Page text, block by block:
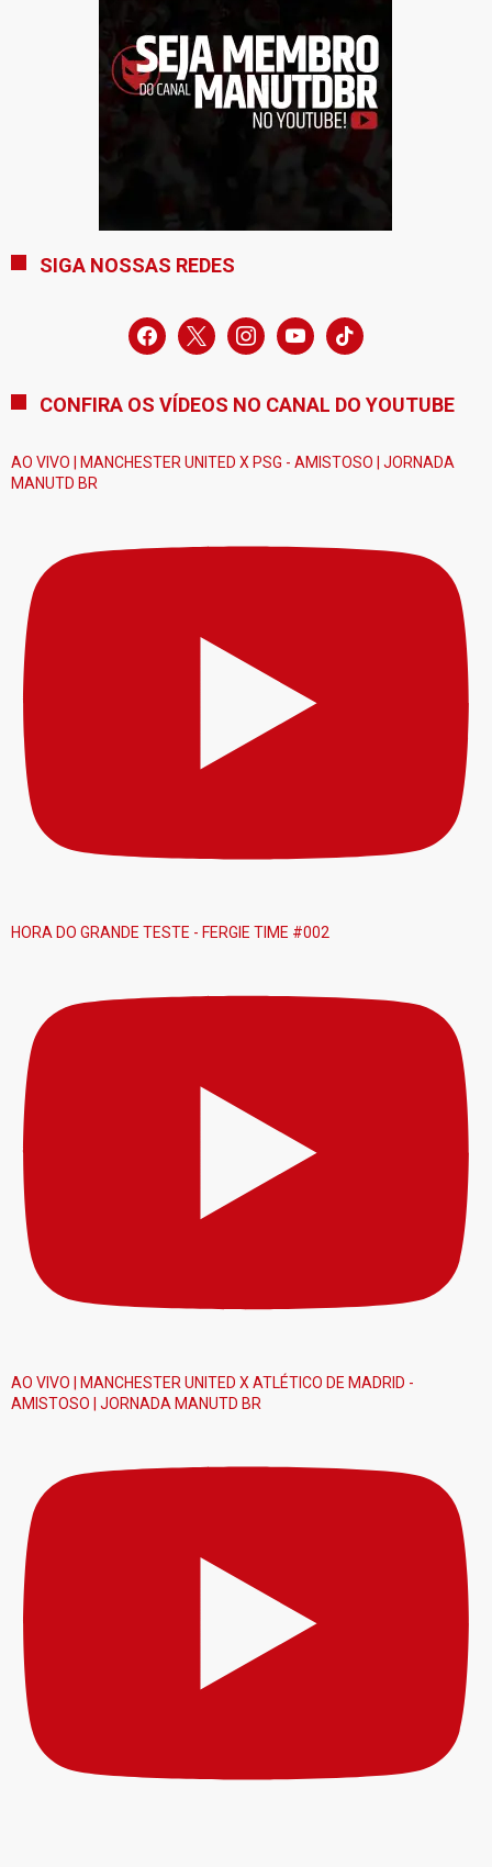
SIGA NOSSAS REDES
facebook
x instagramyoutubetiktok
CONFIRA OS VÍDEOS NO CANAL DO YOUTUBE
AO VIVO | MANCHESTER UNITED X PSG - AMISTOSO | JORNADA
MANUTD BR
HORA DO GRANDE TESTE - FERGIE TIME #002
AO VIVO | MANCHESTER UNITED X ATLÉTICO DE MADRID -
AMISTOSO | JORNADA MANUTD BR